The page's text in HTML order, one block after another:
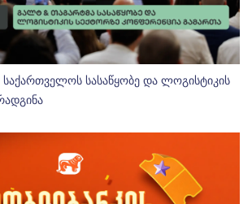
სასაწყობე და ლოგისტიკის